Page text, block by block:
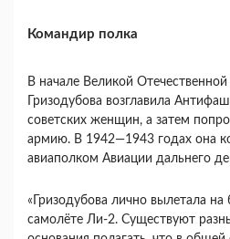
Командир полка
В начале Великой
Гризодубова возглавила
советских женщин, а затем
армию. В 1942—1943 годах она
авиаполком Авиации дальнего
«Гризодубова лично вылетала на
самолёте Ли-2. Существуют